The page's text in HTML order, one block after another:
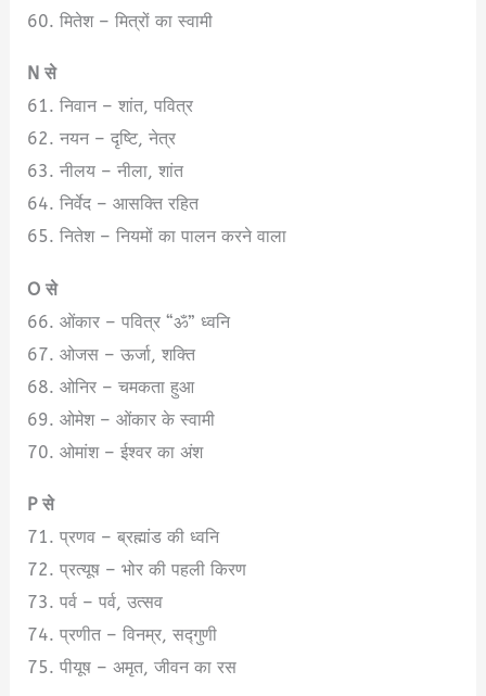
60. मितेश – मित्रों का स्वामी
N से
61. निवान – शांत, पवित्र
62. नयन – दृष्टि, नेत्र
63. नीलय – नीला, शांत
64. निर्वेद – आसक्ति रहित
65. नितेश – नियमों का पालन करने वाला
O से
66. ओंकार – पवित्र “ॐ” ध्वनि
67. ओजस – ऊर्जा, शक्ति
68. ओनिर – चमकता हुआ
69. ओमेश – ओंकार के स्वामी
70. ओमांश – ईश्वर का अंश
P से
71. प्रणव – ब्रह्मांड की ध्वनि
72. प्रत्यूष – भोर की पहली किरण
73. पर्व – पर्व, उत्सव
74. प्रणीत – विनम्र, सद्गुणी
75. पीयूष – अमृत, जीवन का रस